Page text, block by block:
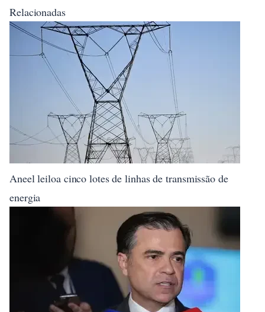
Relacionadas
Aneel leiloa cinco lotes de linhas de transmissão de
energia